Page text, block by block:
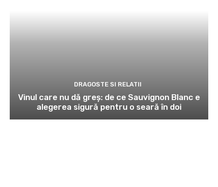
DRAGOSTE SI RELATII
Vinul care nu dă greș: de ce Sauvignon Blanc e
alegerea sigură pentru o seară în doi